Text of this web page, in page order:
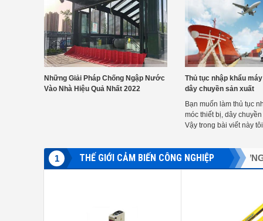
Những Giải Pháp Chống Ngập Nước
Vào Nhà Hiệu Quả Nhất 2022
Thủ tục nhập khẩu
dây chuyền sản xuất
Bạn muốn làm thủ tục
móc thiết bị, dây
Vậy trong bài viết này
một số lưu ý khi thực
1 THẾ GIỚI CẢM BIẾN CÔNG NGHIỆP
CẢM BIẾN LƯU LƯỢNG CẢM BIẾN QUANG